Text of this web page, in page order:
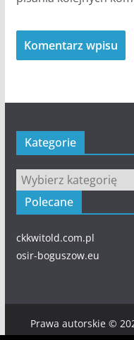
Kategorie
Kategorie
Polecane
ckkwitold.com.pl
osir-boguszow.eu
Prawa autorskie ©